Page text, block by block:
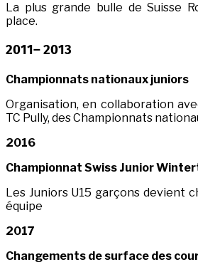
La plus grande bulle de Suisse
place.
2011– 2013
Championnats nationaux juniors
Organisation, en collaboration
TC Pully, des Championnats
2016
Championnat Swiss Junior
Les Juniors U15 garçons devient
équipe
2017
Changements de surface des